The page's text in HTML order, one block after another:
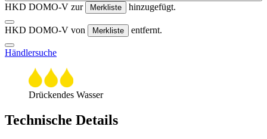
HKD DOMO-V zur Merkliste hinzugefügt.
HKD DOMO-V von Merkliste entfernt.
Händlersuche
Drückendes Wasser
Technische Details